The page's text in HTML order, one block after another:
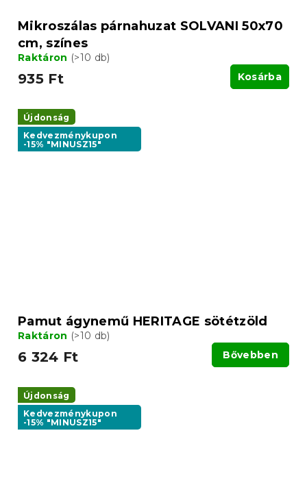
Mikroszálas párnahuzat SOLVANI 50x70
cm, színes
Raktáron (>10 db)
935 Ft Kosárba
Újdonság
Kedvezménykupon
-15% "MINUSZ15"
Pamut ágynemű HERITAGE sötétzöld
Raktáron (>10 db)
6 324 Ft Bővebben
Újdonság
Kedvezménykupon
-15% "MINUSZ15"